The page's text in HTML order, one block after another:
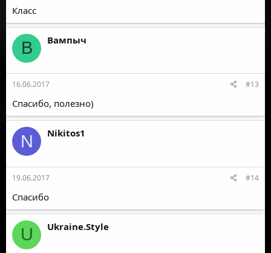
Класс
В Вампыч
16.06.2017 #13
Спасибо, полезно)
N Nikitos1
19.06.2017 #14
Спасибо
U Ukraine.Style